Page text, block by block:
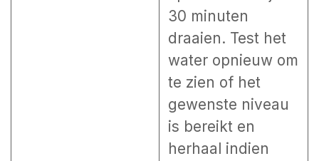
30 minuten
draaien. Test het
water opnieuw om
te zien of het
gewenste niveau
is bereikt en
herhaal indien